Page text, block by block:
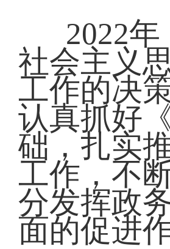
2022
社会主义
工作的决
认真抓好
础，扎实
工作，不
分发挥政
面的促进作